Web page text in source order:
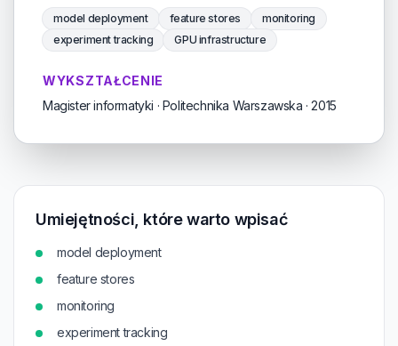
model deployment feature stores
monitoring
experiment tracking
GPU infrastructure
WYKSZTAŁCENIE
Magister informatyki · Politechnika Warszawska · 2015
Umiejętności, które warto wpisać
model deployment
feature stores
monitoring
experiment tracking